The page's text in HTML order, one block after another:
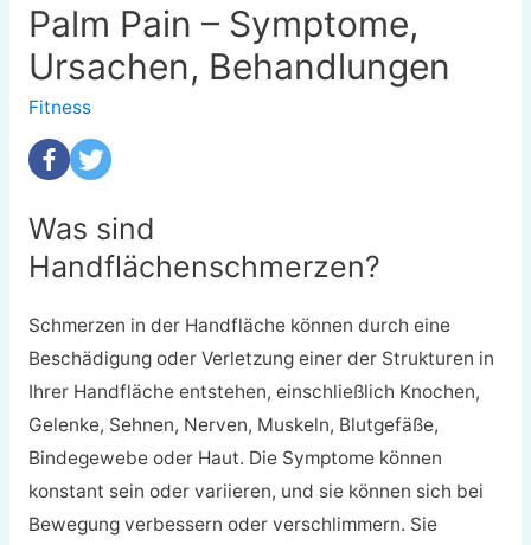
Palm Pain – Symptome,
Ursachen, Behandlungen
Fitness
Was sind
Handflächenschmerzen?
Schmerzen in der Handfläche können durch eine
Beschädigung oder Verletzung einer der Strukturen in
Ihrer Handfläche entstehen, einschließlich Knochen,
Gelenke, Sehnen, Nerven, Muskeln, Blutgefäße,
Bindegewebe oder Haut. Die Symptome können
konstant sein oder variieren, und sie können sich bei
Bewegung verbessern oder verschlimmern. Sie